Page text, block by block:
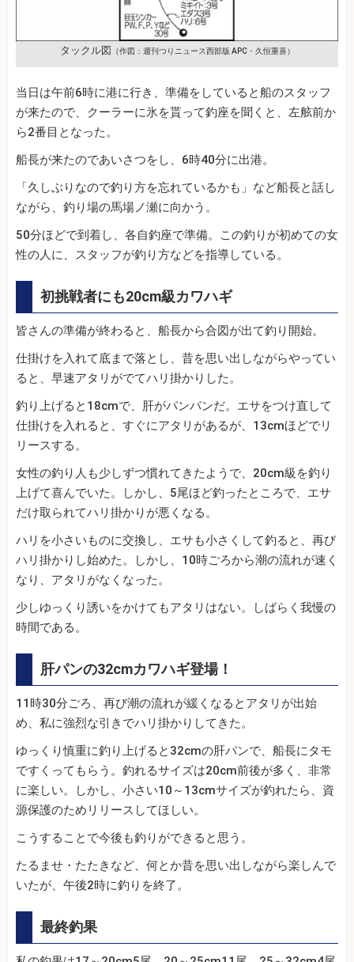
タックル図 （作図：週刊つりニュース西部版 APC・久恒重喜）
当日は午前6時に港に行き、準備をしていると船のスタッフ
が来たので、クーラーに氷を貰って釣座を聞くと、左舷前か
ら2番目となった。
船長が来たのであいさつをし、6時40分に出港。
「久しぶりなので釣り方を忘れているかも」など船長と話し
ながら、釣り場の馬場ノ瀬に向かう。
50分ほどで到着し、各自釣座で準備。この釣りが初めての女
性の人に、スタッフが釣り方などを指導している。
初挑戦者にも20cm級カワハギ
皆さんの準備が終わると、船長から合図が出て釣り開始。
仕掛けを入れて底まで落とし、昔を思い出しながらやってい
ると、早速アタリがでてハリ掛かりした。
釣り上げると18cmで、肝がパンパンだ。エサをつけ直して
仕掛けを入れると、すぐにアタリがあるが、13cmほどでリ
リースする。
女性の釣り人も少しずつ慣れてきたようで、20cm級を釣り
上げて喜んでいた。しかし、5尾ほど釣ったところで、エサ
だけ取られてハリ掛かりが悪くなる。
ハリを小さいものに交換し、エサも小さくして釣ると、再び
ハリ掛かりし始めた。しかし、10時ごろから潮の流れが速く
なり、アタリがなくなった。
少しゆっくり誘いをかけてもアタリはない。しばらく我慢の
時間である。
肝パンの32cmカワハギ登場！
11時30分ごろ、再び潮の流れが緩くなるとアタリが出始
め、私に強烈な引きでハリ掛かりしてきた。
ゆっくり慎重に釣り上げると32cmの肝パンで、船長にタモ
ですくってもらう。釣れるサイズは20cm前後が多く、非常
に楽しい。しかし、小さい10～13cmサイズが釣れたら、資
源保護のためリリースしてほしい。
こうすることで今後も釣りができると思う。
たるませ・たたきなど、何とか昔を思い出しながら楽しんで
いたが、午後2時に釣りを終了。
最終釣果